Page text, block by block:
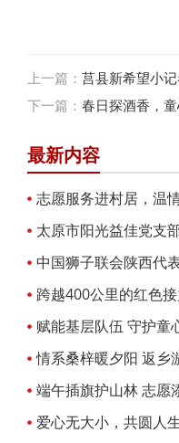
上一篇： 莒县新希望小
下一篇： 春日探酒香，
最新内容
志愿服务进村居，温
太原市阳光益佳党支
中国狮子联会陕西代
跨越400公里的红色
爱心饭卡
赋能基层队伍 守护
专项培训
情系桑梓暖夕阳 返乡
爱心敬老活动
端午插旗护山林 志
践活动
爱心无大小，共圆人